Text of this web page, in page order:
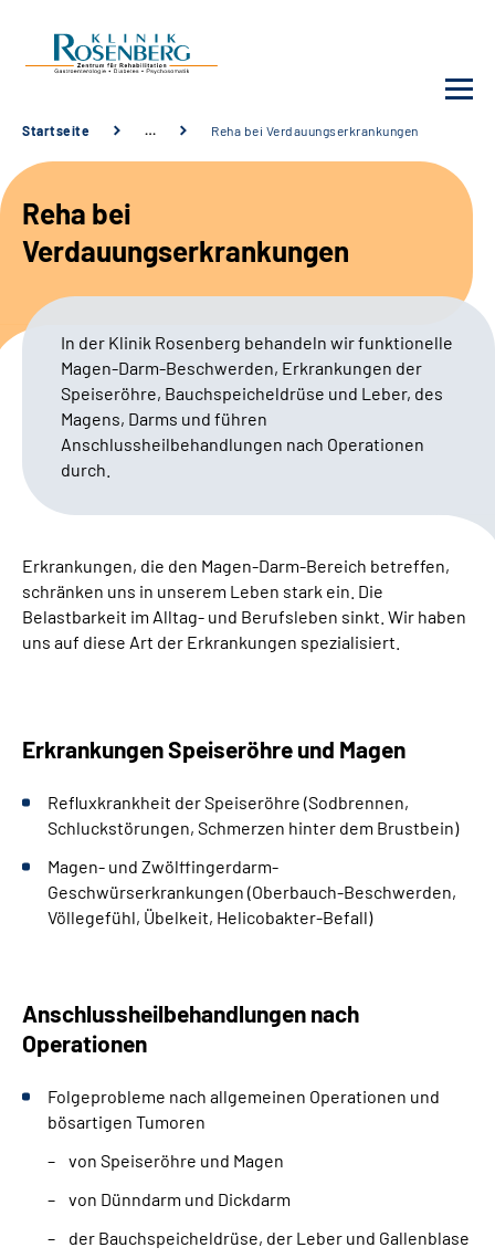
Unsere Klinik
Unsere Angebote
Karriere
Sozialdienste & Zuweisende
Suche
Gebärdensprache
Startseite … Reha bei Verdauungserkrankungen
Reha bei
Verdauungserkrankungen
In der Klinik Rosenberg behandeln wir funktionelle
Magen-Darm-Beschwerden, Erkrankungen der
Speiseröhre, Bauchspeicheldrüse und Leber, des
Magens, Darms und führen
Anschlussheilbehandlungen nach Operationen
durch.
Erkrankungen, die den Magen-Darm-Bereich betreffen,
schränken uns in unserem Leben stark ein. Die
Belastbarkeit im Alltag- und Berufsleben sinkt. Wir haben
uns auf diese Art der Erkrankungen spezialisiert.
Erkrankungen Speiseröhre und Magen
Refluxkrankheit der Speiseröhre (Sodbrennen,
Schluckstörungen, Schmerzen hinter dem Brustbein)
Magen- und Zwölffingerdarm-
Geschwürserkrankungen (Oberbauch-Beschwerden,
Völlegefühl, Übelkeit, Helicobakter-Befall)
Anschlussheilbehandlungen nach
Operationen
Folgeprobleme nach allgemeinen Operationen und
bösartigen Tumoren
von Speiseröhre und Magen
von Dünndarm und Dickdarm
der Bauchspeicheldrüse, der Leber und Gallenblase